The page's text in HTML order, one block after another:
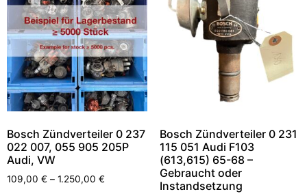
Bosch Zündverteiler 0 237
022 007, 055 905 205P
Audi, VW
109,00 € – 1.250,00 €
Bosch Zündverteiler 0 231
115 051 Audi F103
(613,615) 65-68 –
Gebraucht oder
Instandsetzung